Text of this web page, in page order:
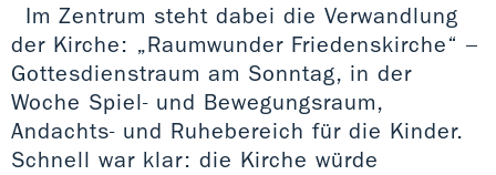
Im Zentrum steht dabei die Verwandlung
der Kirche: „Raumwunder Friedenskirche“ –
Gottesdienstraum am Sonntag, in der
Woche Spiel- und Bewegungsraum,
Andachts- und Ruhebereich für die Kinder.
Schnell war klar: die Kirche würde